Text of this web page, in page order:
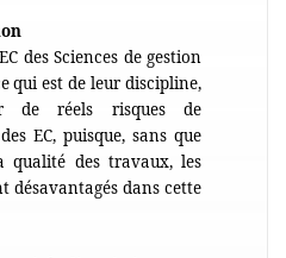
des Sciences de gestion
qui est de leur discipline,
de réels risques de
EC, puisque, sans que
qualité des travaux, les
désavantagés dans cette